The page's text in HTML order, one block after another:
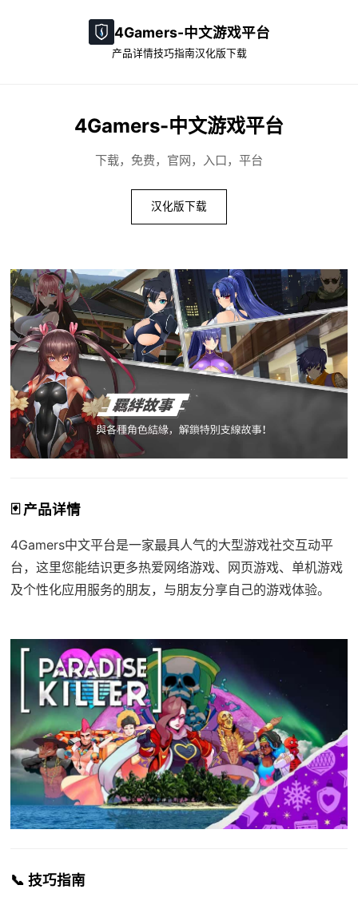
4Gamers-中文游戏平台
产品详情技巧指南汉化版下载
4Gamers-中文游戏平台
下载，免费，官网，入口，平台
汉化版下载
🃏 产品详情
4Gamers中文平台是一家最具人气的大型游戏社交互动平
台，这里您能结识更多热爱网络游戏、网页游戏、单机游戏
及个性化应用服务的朋友，与朋友分享自己的游戏体验。
📞 技巧指南